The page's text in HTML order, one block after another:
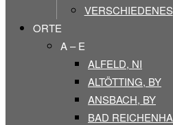
VERSCHIEDENES
ORTE
A – E
ALFELD, NI
ALTÖTTING, BY
ANSBACH, BY
BAD